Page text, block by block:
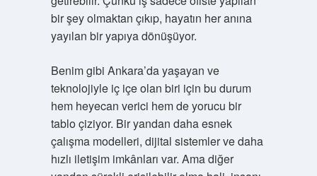
bir şey olmaktan çıkıp, hayatın her anına
yayılan bir yapıya dönüşüyor.
Benim gibi Ankara’da yaşayan ve
teknolojiyle iç içe olan biri için bu durum
hem heyecan verici hem de yorucu bir
tablo çiziyor. Bir yandan daha esnek
çalışma modelleri, dijital sistemler ve daha
hızlı iletişim imkânları var. Ama diğer